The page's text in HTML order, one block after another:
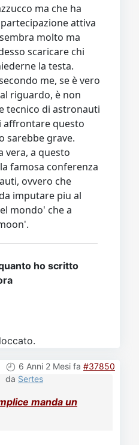
ma che ha
attiva
molto ma
scaricare chi
la testa.
me, se è vero
riguardo, è non
tecnico di astronauti
affrontare questo
sarebbe grave.
vera, a questo
famosa conferenza
ovvero che
imputare piu al
mondo' che a
ho scritto
6 Anni 2 Mesi fa #37850
da Sertes
manda un